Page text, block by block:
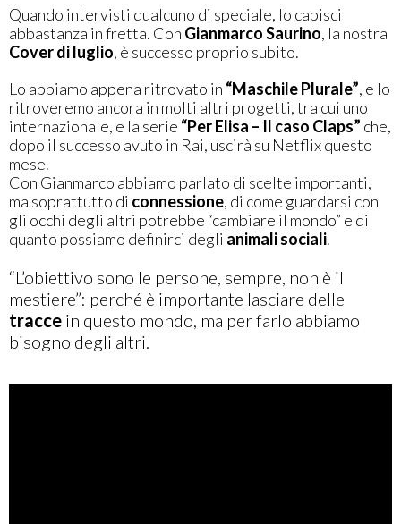
Quando intervisti qualcuno di speciale, lo capisci
abbastanza in fretta. Con Gianmarco Saurino, la nostra
Cover di luglio, è successo proprio subito.
Lo abbiamo appena ritrovato in “Maschile Plurale”, e lo
ritroveremo ancora in molti altri progetti, tra cui uno
internazionale, e la serie “Per Elisa – Il caso Claps” che,
dopo il successo avuto in Rai, uscirà su Netflix questo
mese.
Con Gianmarco abbiamo parlato di scelte importanti,
ma soprattutto di connessione, di come guardarsi con
gli occhi degli altri potrebbe “cambiare il mondo” e di
quanto possiamo definirci degli animali sociali.
“L’obiettivo sono le persone, sempre, non è il
mestiere”: perché è importante lasciare delle
tracce in questo mondo, ma per farlo abbiamo
bisogno degli altri.